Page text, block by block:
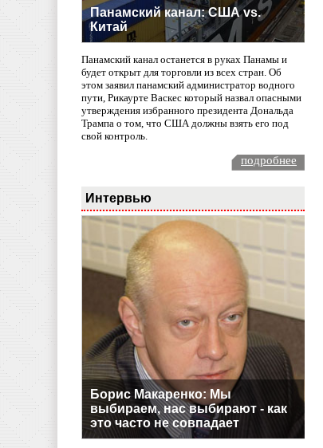
Панамский канал: США vs.
Китай
Панамский канал останется в руках Панамы и
будет открыт для торговли из всех стран. Об
этом заявил панамский администратор водного
пути, Рикаурте Васкес который назвал опасными
утверждения избранного президента Дональда
Трампа о том, что США должны взять его под
свой контроль.
подробнее
Интервью
Борис Макаренко: Мы
выбираем, нас выбирают - как
это часто не совпадает